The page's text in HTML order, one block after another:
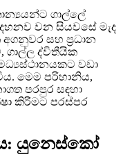
ගාල්ලේ
වන සියවසේ මැද
සහ ප්‍රධාන
ගාල්ල ද්විතීයික
වඩා
මෙම පරිහානිය,
පරපුර සඳහා
කිරීමට පරස්පර
යුනෙස්කෝ